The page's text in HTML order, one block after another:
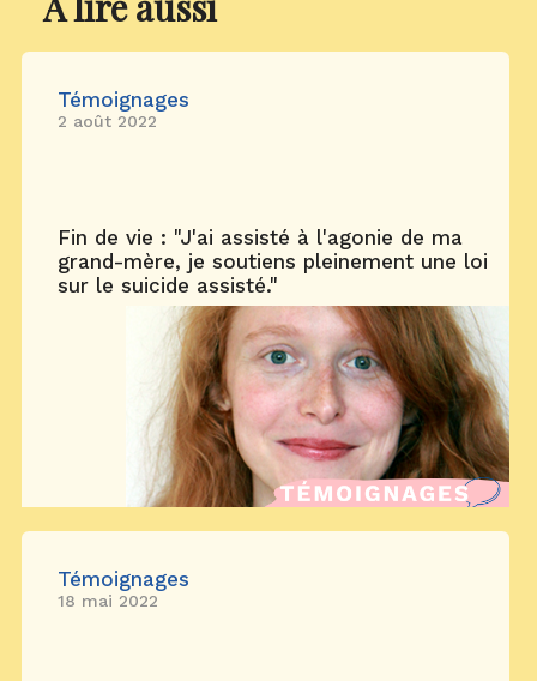
Témoignages
2 août 2022
Fin de vie : "J'ai assisté à l'agonie de ma
grand-mère, je soutiens pleinement une loi
sur le suicide assisté."
Témoignages
18 mai 2022